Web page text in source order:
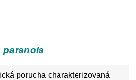
paranoia
porucha charakterizovaná